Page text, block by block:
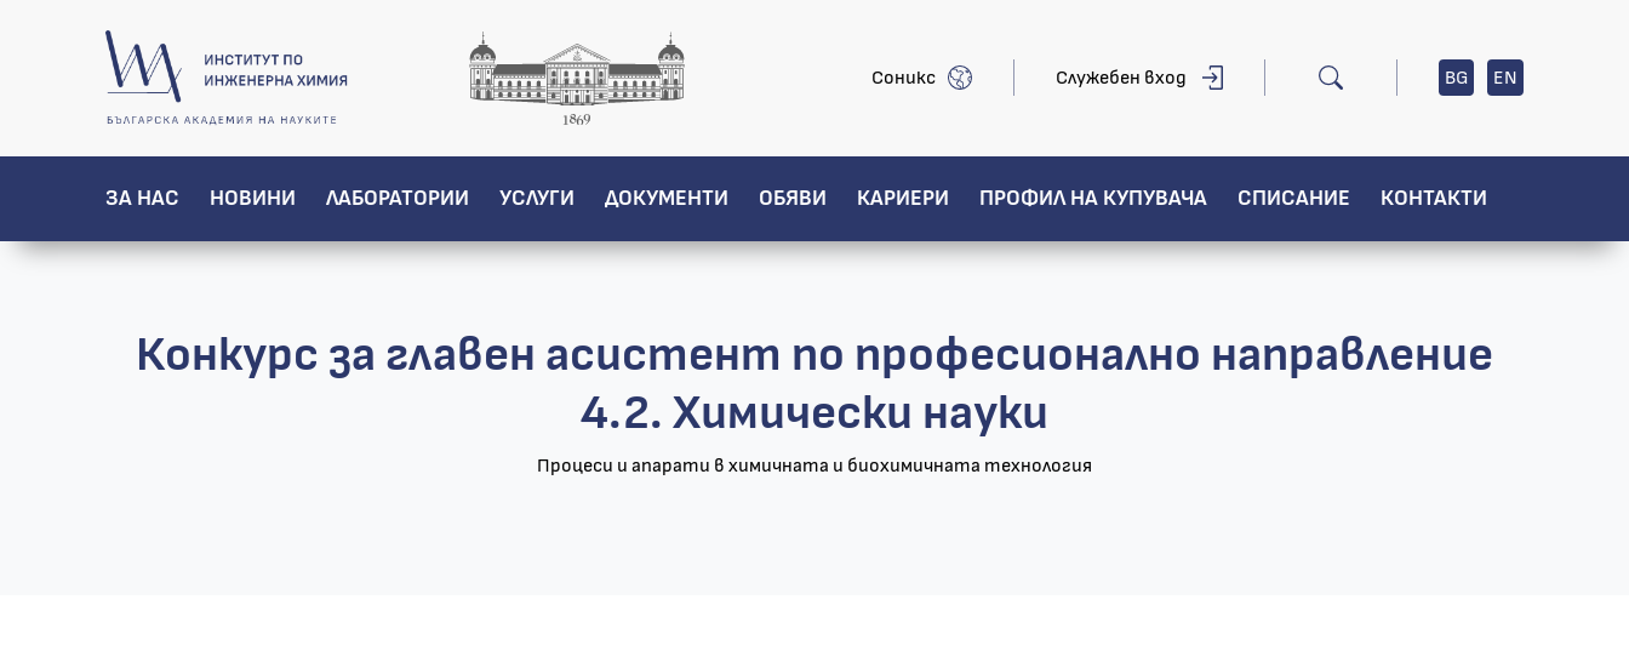
Соникс Служебен вход BG EN
ЗА НАС НОВИНИ ЛАБОРАТОРИИ УСЛУГИ ДОКУМЕНТИ ОБЯВИ КАРИЕРИ ПРОФИЛ НА КУПУВАЧА СПИСАНИЕ КОНТАКТИ
Конкурс за главен асистент по професионално направление
4.2. Химически науки
Процеси и апарати в химичната и биохимичната технология